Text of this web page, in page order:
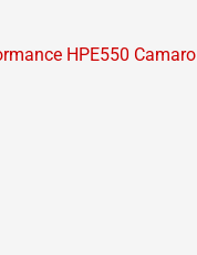
HPE550 Camaro